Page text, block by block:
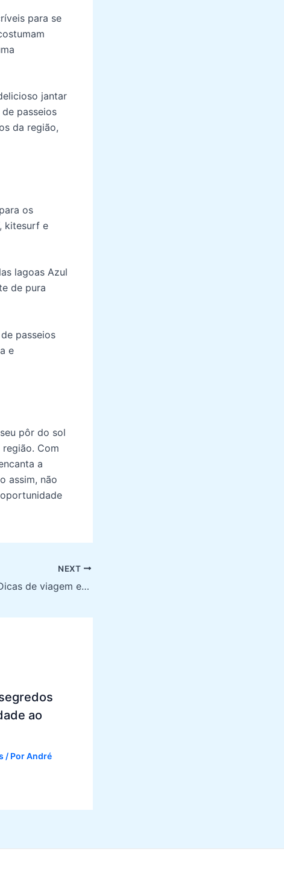
para se
jantar
passeios
da região,
os
kitesurf e
lagoas Azul
de pura
passeios
e
pôr do sol
Com
a
assim, não
NEXT
Dicas de viagem em Fortaleza: conheça as melhores atrações
ao
/ PorAndré